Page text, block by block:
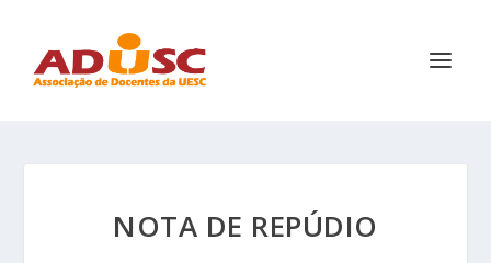
NOTA DE REPÚDIO